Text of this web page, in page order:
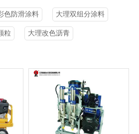
色防滑涂料 大理双组分涂料
粒 大理改色沥青